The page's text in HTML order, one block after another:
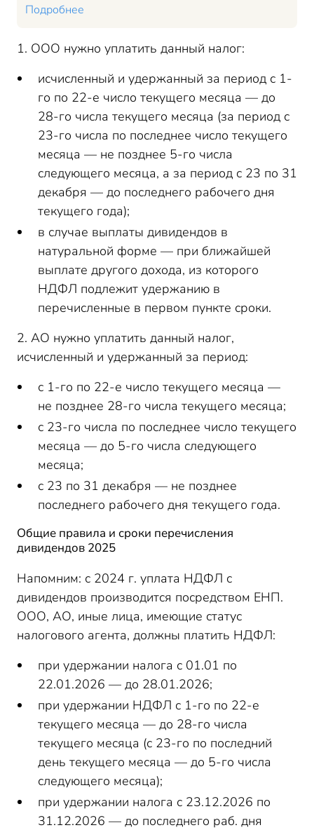
Подробнее
1. ООО нужно уплатить данный налог:
исчисленный и удержанный за период с 1-
го по 22-е число текущего месяца — до
28-го числа текущего месяца (за период с
23-го числа по последнее число текущего
месяца — не позднее 5-го числа
следующего месяца, а за период с 23 по 31
декабря — до последнего рабочего дня
текущего года);
в случае выплаты дивидендов в
натуральной форме — при ближайшей
выплате другого дохода, из которого
НДФЛ подлежит удержанию в
перечисленные в первом пункте сроки.
2. АО нужно уплатить данный налог,
исчисленный и удержанный за период:
с 1-го по 22-е число текущего месяца —
не позднее 28-го числа текущего месяца;
с 23-го числа по последнее число текущего
месяца — до 5-го числа следующего
месяца;
с 23 по 31 декабря — не позднее
последнего рабочего дня текущего года.
Общие правила и сроки перечисления
дивидендов 2025
Напомним: с 2024 г. уплата НДФЛ с
дивидендов производится посредством ЕНП.
ООО, АО, иные лица, имеющие статус
налогового агента, должны платить НДФЛ:
при удержании налога с 01.01 по
22.01.2026 — до 28.01.2026;
при удержании НДФЛ с 1-го по 22-е
текущего месяца — до 28-го числа
текущего месяца (с 23-го по последний
день текущего месяца — до 5-го числа
следующего месяца);
при удержании налога с 23.12.2026 по
31.12.2026 — до последнего раб. дня